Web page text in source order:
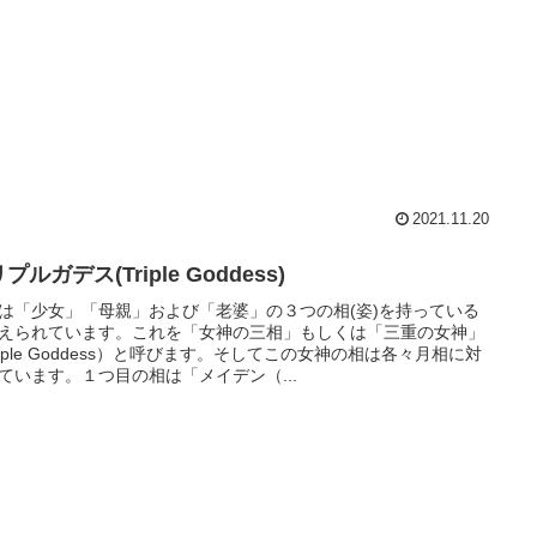
2021.11.20
プルガデス(Triple Goddess)
「少女」「母親」および「老婆」の３つの相(姿)を持っている
られています。これを「女神の三相」もしくは「三重の女神」
Goddess）と呼びます。そしてこの女神の相は各々月相に対
います。１つ目の相は「メイデン（...